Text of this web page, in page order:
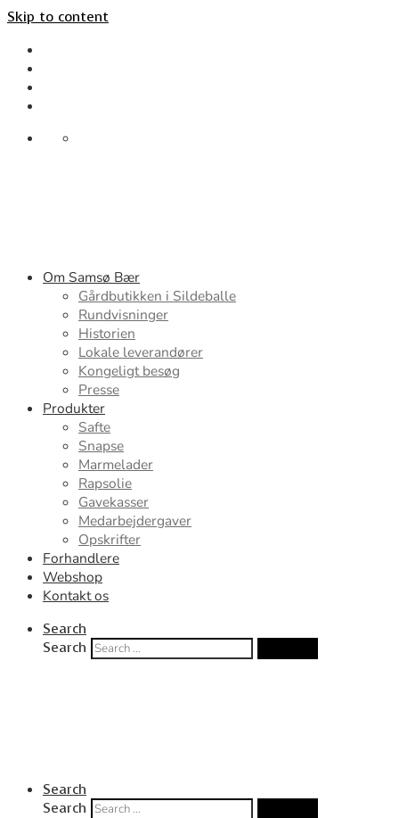
Skip to content
Om Samsø Bær
Gårdbutikken i Sildeballe
Rundvisninger
Historien
Lokale leverandører
Kongeligt besøg
Presse
Produkter
Safte
Snapse
Marmelader
Rapsolie
Gavekasser
Medarbejdergaver
Opskrifter
Forhandlere
Webshop
Kontakt os
Search
Search
Search
Search